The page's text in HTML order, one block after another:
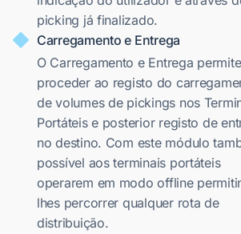
picking já finalizado.
Carregamento e Entrega
O Carregamento e Entrega permite
proceder ao registo do
de volumes de pickings nos
Portáteis e posterior registo de
no destino. Com este módulo
possível aos terminais portáteis
operarem em modo offline
lhes percorrer qualquer rota de
distribuição.